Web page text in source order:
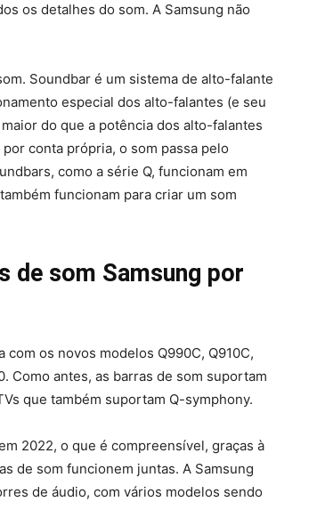
os detalhes do som. A Samsung não
Soundbar é um sistema de alto-falante
especial dos alto-falantes (e seu
do que a potência dos alto-falantes
conta própria, o som passa pelo
como a série Q, funcionam em
funcionam para criar um som
de som Samsung por
os novos modelos Q990C, Q910C,
Como antes, as barras de som suportam
que também suportam Q-symphony.
2022, o que é compreensível, graças à
de som funcionem juntas. A Samsung
de áudio, com vários modelos sendo